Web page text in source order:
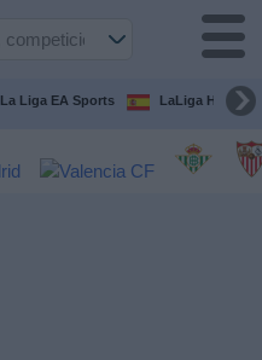
La Liga EA Sports LaLiga